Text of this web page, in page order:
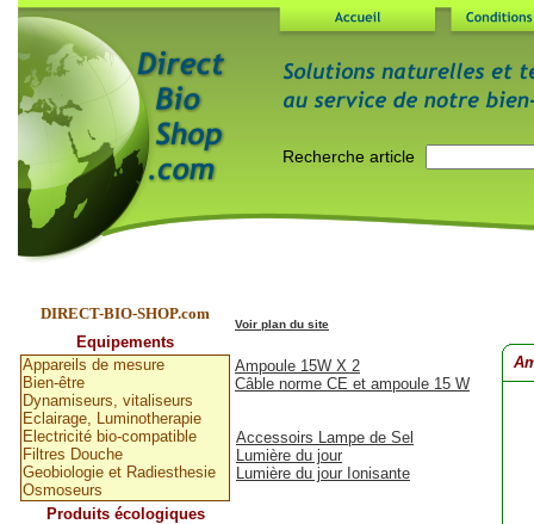
DIRECT-BIO-SHOP.com
Equipements
Appareils de mesure
Bien-être
Dynamiseurs, vitaliseurs
Eclairage, Luminotherapie
Electricité bio-compatible
Filtres Douche
Geobiologie et Radiesthesie
Osmoseurs
Produits écologiques
Voir plan du site
Ampoule 15W X 2
Câble norme CE et ampoule 15 W
Accessoirs Lampe de Sel
Lumière du jour
Lumière du jour Ionisante